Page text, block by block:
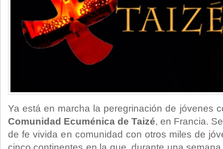
Ya está en marcha la peregrinación de jóvenes
Comunidad Ecuménica de Taizé, en Francia.
de fe vivida en comunidad con otros miles de